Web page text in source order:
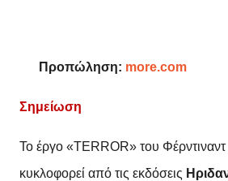
Προπώληση: more.com
Σημείωση
Το έργο «TERROR» του
κυκλοφορεί από τις εκδόσεις